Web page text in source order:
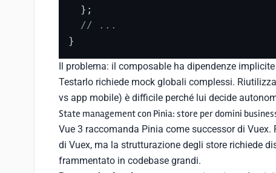
  };
// ...
}
Il problema: il composable ha dipendenze
Testarlo richiede mock globali complessi.
vs app mobile) è difficile perché lui decide
State management con Pinia: store per domini
Vue 3 raccomanda Pinia come successor di
di Vuex, ma la strutturazione degli store richiede
frammentato in codebase grandi.